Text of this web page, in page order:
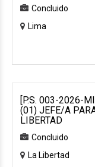
Concluido
Lima
[P.S. 003-2026-
(01) JEFE/A
LIBERTAD
Concluido
La Libertad